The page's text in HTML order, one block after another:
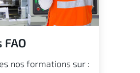
nos formations sur :